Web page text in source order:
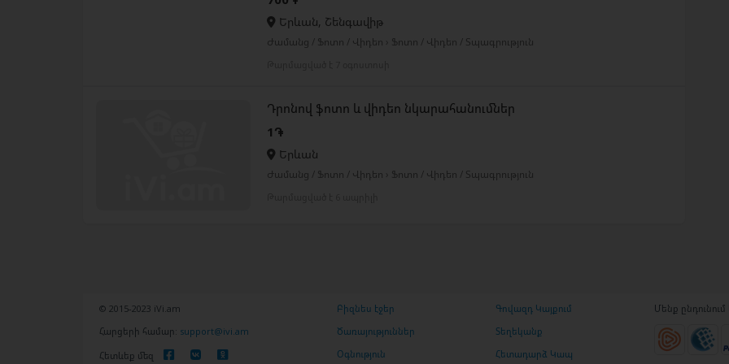
Երևան, Շենգավիթ
Ժամանց / Ֆոտո / Վիդեո › Ֆոտո / Վիդեո / Տպագրություն
Դրոնով ֆոտո և վիդեո նկարահանումներ
1֏
Երևան
Ժամանց / Ֆոտո / Վիդեո › Ֆոտո / Վիդեո / Տպագրություն
© 2015-2023 iVi.am
Հարցերի համար: support@ivi.am
Հետևեք մեզ
Բիզնես էջեր
Ծառայություններ
Օգնություն
Գովազդ Կայքում
Տեղեկանք
Հետադարձ Կապ
Մենք